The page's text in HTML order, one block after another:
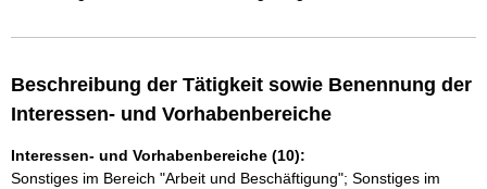
Beschreibung der Tätigkeit sowie Benennung der
Interessen- und Vorhabenbereiche
Interessen- und Vorhabenbereiche (10):
Sonstiges im Bereich "Arbeit und Beschäftigung"; Sonstiges im